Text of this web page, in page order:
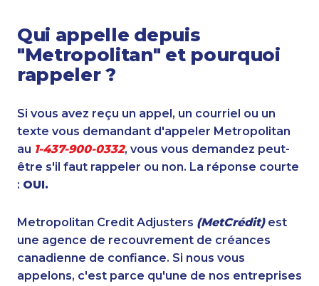
Qui appelle depuis
"Metropolitan" et pourquoi
rappeler ?
Si vous avez reçu un appel, un courriel ou un
texte vous demandant d'appeler Metropolitan
au 1-437-900-0332, vous vous demandez peut-
être s'il faut rappeler ou non. La réponse courte
: OUI.
Metropolitan Credit Adjusters (MetCrédit)est
une agence de recouvrement de créances
canadienne de confiance. Si nous vous
appelons, c'est parce qu'une de nos entreprises